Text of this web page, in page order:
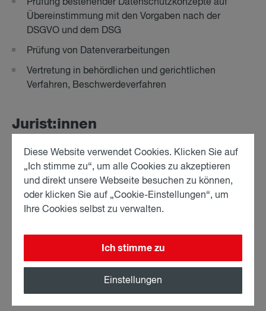
Prüfung bestehender Datenschutzkonzepte auf
Übereinstimmung mit den Vorgaben nach der
DSGVO und dem DSG
Prüfung von Datenverarbeitungen
Vertretung in behördlichen und gerichtlichen
Verfahren, Beschwerdeverfahren
Ju­rist:in­nen
Monika Sturm, Partnerin
Arbeitsrecht
Corporate, M&A und Transaktionen
Datenschutzrecht
Diese Website verwendet Cookies. Klicken Sie auf
„Ich stimme zu“, um alle Cookies zu akzeptieren
und direkt unsere Webseite besuchen zu können,
oder klicken Sie auf „Cookie-Einstellungen“, um
Ihre Cookies selbst zu verwalten.
Ich stimme zu
Einstellungen